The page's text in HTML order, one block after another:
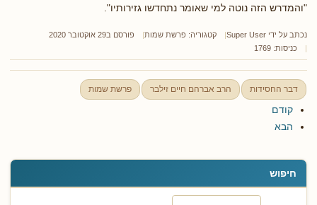
חיפוש
"והמדרש הזה נוטה למי שאומר נתחדשו גזירותיו".
נכתב על ידי Super User קטגוריה: פרשת שמות
פורסם ב29 אוקטובר 2020
כניסות: 1769
דבר החסידות הרב אברהם חיים זילבר פרשת שמות
קודם
הבא